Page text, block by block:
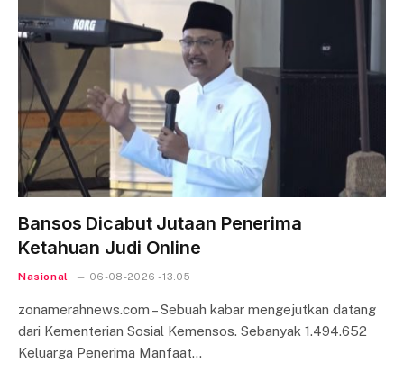
Bansos Dicabut Jutaan Penerima
Ketahuan Judi Online
Nasional 06-08-2026 - 13.05
zonamerahnews.com – Sebuah kabar mengejutkan datang
dari Kementerian Sosial Kemensos. Sebanyak 1.494.652
Keluarga Penerima Manfaat…